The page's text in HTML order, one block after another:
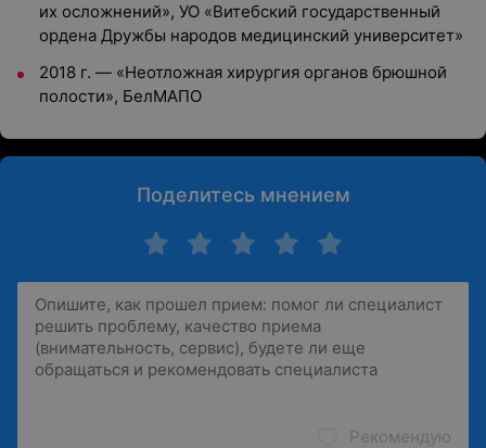
их осложнений», УО «Витебский государственный
ордена Дружбы народов медицинский университет»
2018 г. — «Неотложная хирургия органов брюшной
полости», БелМАПО
Поделитесь мнением
Рекомендую